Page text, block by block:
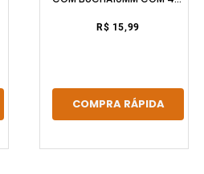
R$ 15,99
COMPRA RÁPIDA